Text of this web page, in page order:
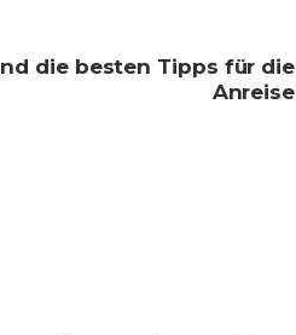
die besten Tipps für die
Anreise